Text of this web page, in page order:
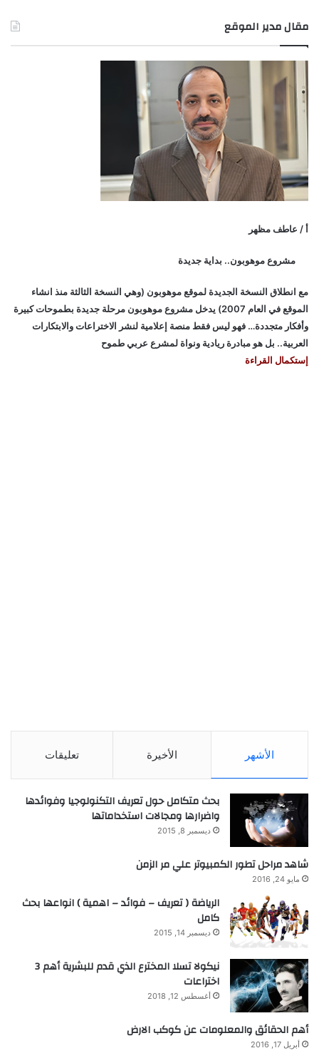
مقال مدير الموقع
أ / عاطف مظهر
مشروع موهوبون.. بداية جديدة
مع انطلاق النسخة الجديدة لموقع موهوبون (وهي النسخة الثالثة منذ انشاء
الموقع في العام 2007) يدخل مشروع موهوبون مرحلة جديدة بطموحات كبيرة
وأفكار متجددة… فهو ليس فقط منصة إعلامية لنشر الاختراعات والابتكارات
العربية.. بل هو مبادرة ريادية ونواة لمشرع عربي طموح
إستكمال القراءة
الأشهر الأخيرة تعليقات
بحث متكامل حول تعريف التكنولوجيا وفوائدها
واضرارها ومجالات استخداماتها
ديسمبر 8, 2015
شاهد مراحل تطور الكمبيوتر علي مر الزمن
مايو 24, 2016
الرياضة ( تعريف – فوائد – اهمية ) انواعها بحث
كامل
ديسمبر 14, 2015
نيكولا تسلا المخترع الذي قدم للبشرية أهم 3
اختراعات
أغسطس 12, 2018
أهم الحقائق والمعلومات عن كوكب الارض
أبريل 17, 2016